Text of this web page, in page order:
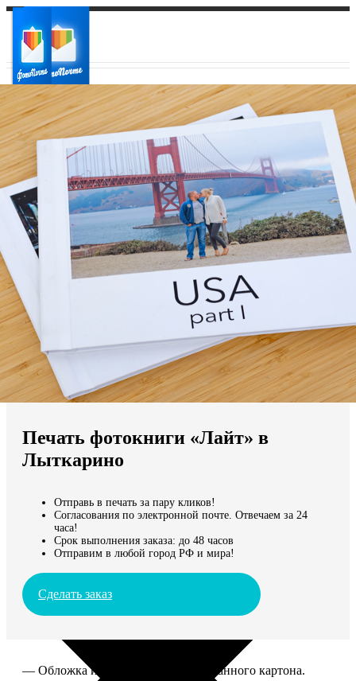
Ваш город:
Ваш регион доставки
Выберите из списка:
Мы доставляем по всему миру
Продолжить без города
Печать фотокниги «Лайт» в
Лыткарино
Отправь в печать за пару кликов!
Согласования по электронной почте. Отвечаем за 24
часа!
Срок выполнения заказа: до 48 часов
Отправим в любой город РФ и мира!
Сделать заказ
— Обложка из твердого ламинированного картона.